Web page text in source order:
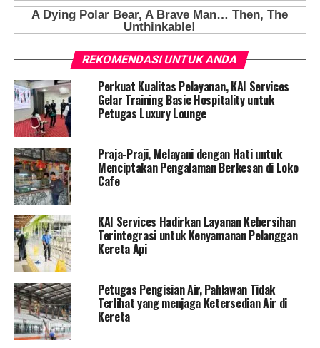
REKOMENDASI UNTUK ANDA
Perkuat Kualitas Pelayanan, KAI Services
Gelar Training Basic Hospitality untuk
Petugas Luxury Lounge
Praja-Praji, Melayani dengan Hati untuk
Menciptakan Pengalaman Berkesan di Loko
Cafe
KAI Services Hadirkan Layanan Kebersihan
Terintegrasi untuk Kenyamanan Pelanggan
Kereta Api
Petugas Pengisian Air, Pahlawan Tidak
Terlihat yang menjaga Ketersedian Air di
Kereta